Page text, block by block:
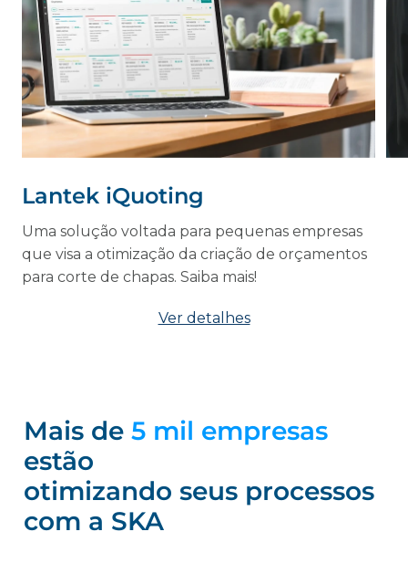
Lantek iQuoting
Uma solução voltada para pequenas empresas
que visa a otimização da criação de orçamentos
para corte de chapas. Saiba mais!
Ver detalhes
Mais de 5 mil empresas
estão
otimizando seus processos
com a SKA